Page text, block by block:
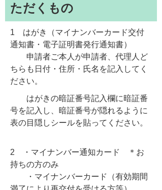
ただくもの
1 はがき（マイナンバーカード交付
通知書・電子証明書発行通知書）
申請者ご本人が申請者、代理人ど
ちらも日付・住所・氏名を記入してく
ださい。
はがきの暗証番号記入欄に暗証番
号を記入し、暗証番号が隠れるように
表の目隠しシールを貼ってください。
2 ・マイナンバー通知カード
＊お
持ちの方のみ
・マイナンバーカード（有効期間